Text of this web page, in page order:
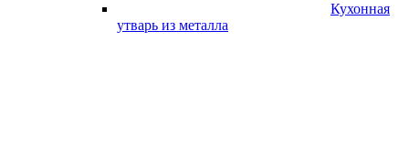
Кухонная
утварь из металла